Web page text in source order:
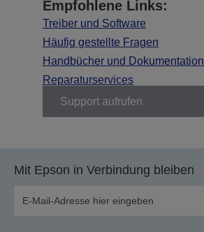
Empfohlene Links:
Treiber und Software
Häufig gestellte Fragen
Handbücher und Dokumentation
Reparaturservices
Support aufrufen
Mit Epson in Verbindung bleiben